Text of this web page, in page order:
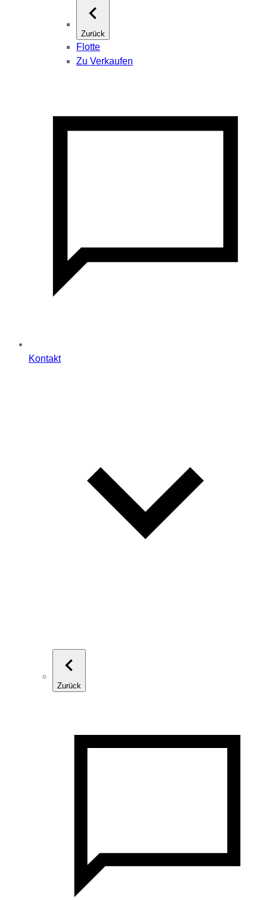
Zurück
Flotte
Zu Verkaufen
Kontakt
Zurück